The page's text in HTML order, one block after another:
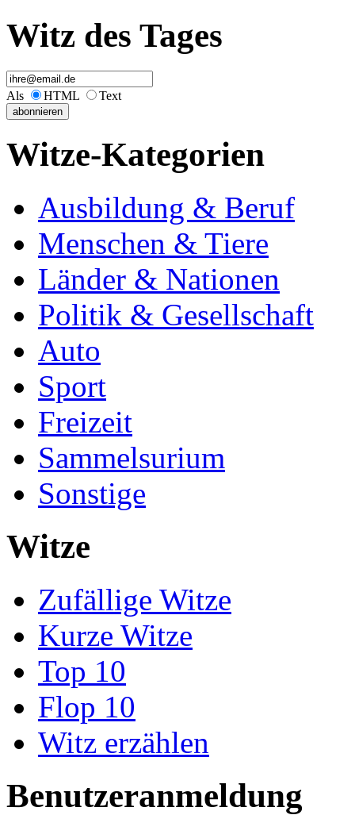
Witz des Tages
Als HTML Text
Witze-Kategorien
Ausbildung & Beruf
Menschen & Tiere
Länder & Nationen
Politik & Gesellschaft
Auto
Sport
Freizeit
Sammelsurium
Sonstige
Witze
Zufällige Witze
Kurze Witze
Top 10
Flop 10
Witz erzählen
Benutzeranmeldung